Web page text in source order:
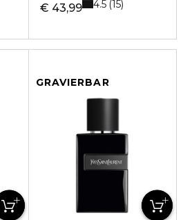
€ 43,99 4.5 15
GRAVIERBAR